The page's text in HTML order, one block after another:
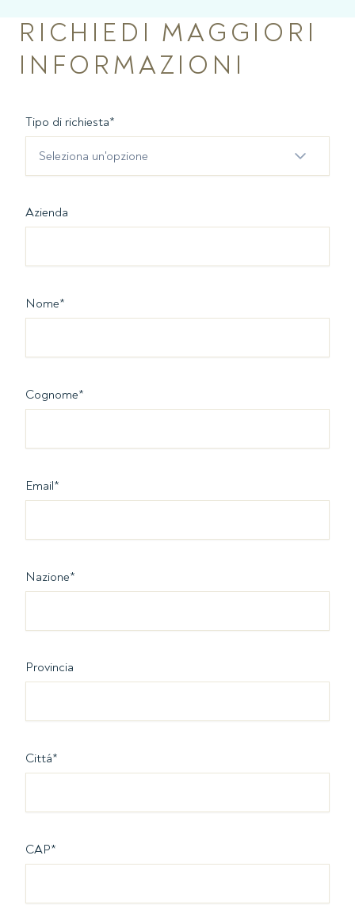
RICHIEDI MAGGIORI
INFORMAZIONI
Tipo di richiesta*
Seleziona un'opzione
Azienda
Nome*
Cognome*
Email*
Nazione*
Provincia
Cittá*
CAP*